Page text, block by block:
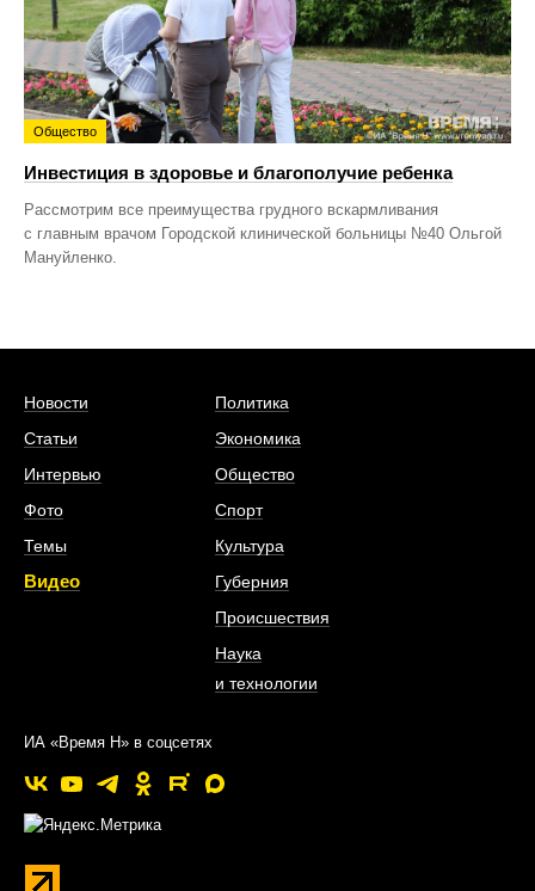
Общество
Инвестиция в здоровье и благополучие ребенка
Рассмотрим все преимущества грудного вскармливания
с главным врачом Городской клинической больницы №40 Ольгой
Мануйленко.
Новости
Статьи
Интервью
Фото
Темы
Видео
Политика
Экономика
Общество
Спорт
Культура
Губерния
Происшествия
Наука
и технологии
ИА «Время Н» в соцсетях